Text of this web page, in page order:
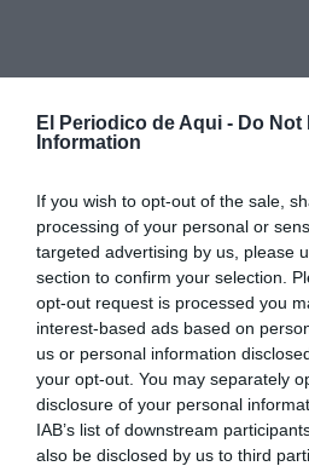
El Periodico de Aqui - Do Not
Information
If you wish to opt-out of the sale,
processing of your personal or
targeted advertising by us, please
section to confirm your selection.
opt-out request is processed you
interest-based ads based on
us or personal information
your opt-out. You may separately
disclosure of your personal
IAB’s list of downstream
also be disclosed by us to third
Durante el transcurso del
llevadas a cabo a lo largo de la
Partido Popular se ha
experimentado una
de inversiones y proyectos
la movilidad, la limpieza, la
educación y la regeneración
la localidad “ha vuelto a
de muchos años de bloqueo,